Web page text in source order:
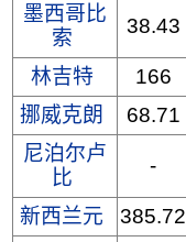
墨西哥比
索
38.43
林吉特 166
挪威克朗
68.71
尼泊尔卢
比
-
新西兰元 385.72